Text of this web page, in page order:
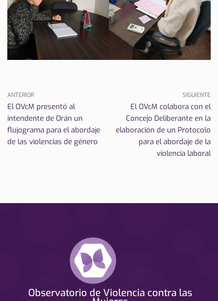
ANTERIOR
El OVcM presentó al
intendente de Orán un
flujograma para el abordaje
de las violencias de género
SIGUIENTE
El OVcM colabora con el
Concejo Deliberante en la
elaboración de un Protocolo
para el abordaje de la
violencia laboral
Observatorio de Violencia contra las